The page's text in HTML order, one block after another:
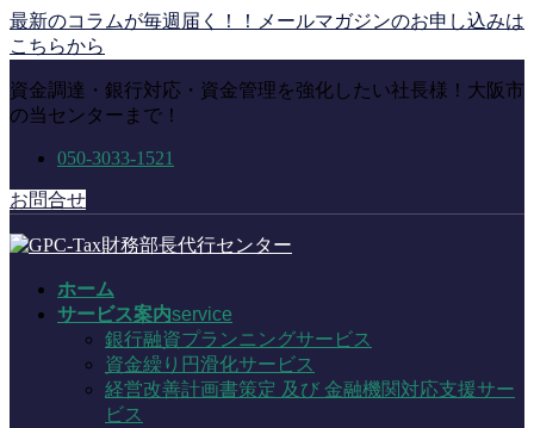
コ
ン
ン
ツ
動
ナ
ビ
ー
シ
に
移
動
最新のコラムが毎週届く！！メールマガジンのお申し込みは
こちらから
資金調達・銀行対応・資金管理を強化したい社長様！大阪市
の当センターまで！
050-3033-1521
お問合せ
ホーム
サービス案内service
銀行融資プランニングサービス
資金繰り円滑化サービス
経営改善計画書策定 及び 金融機関対応支援サー
ビス